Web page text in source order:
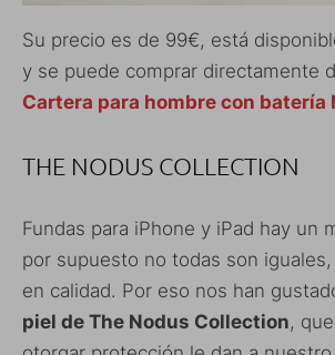
Su precio es de 99€, está
y se puede comprar directamente
Cartera para hombre con batería
THE NODUS COLLECTION
Fundas para iPhone y iPad hay un
por supuesto no todas son
en calidad. Por eso nos han
piel de The Nodus Collection,